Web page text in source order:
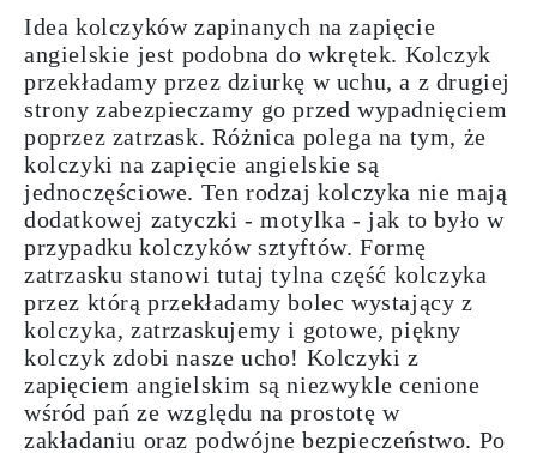
Idea kolczyków zapinanych na zapięcie
angielskie jest podobna dowkrętek. Kolczyk
przekładamy przez dziurkę w uchu, a z drugiej
strony zabezpieczamy go przed wypadnięciem
poprzez zatrzask. Różnica polega na tym, że
kolczyki na zapięcie angielskie są
jednoczęściowe. Ten rodzaj kolczyka nie mają
dodatkowej zatyczki -motylka - jak to było w
przypadku kolczyków sztyftów. Formę
zatrzasku stanowi tutaj tylna część kolczyka
przez którą przekładamy bolec wystający z
kolczyka, zatrzaskujemy i gotowe, piękny
kolczyk zdobi nasze ucho! Kolczyki z
zapięciem angielskim są niezwykle cenione
wśród pań ze względu na prostotę w
zakładaniu oraz podwójne bezpieczeństwo. Po